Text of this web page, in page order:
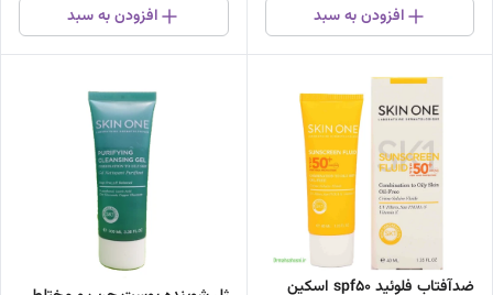
افزودن به سبد افزودن به سبد
ضدآفتاب فلوئید spf۵۰ اسکین